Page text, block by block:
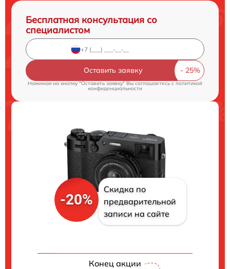
Бесплатная консультация со
специалистом
Оставить заявку
Нажимая на кнопку "Оставить заявку" Вы соглашаетесь c политикой
конфиденциальности
-20%
Скидка по
предварительной
записи на сайте
Конец акции